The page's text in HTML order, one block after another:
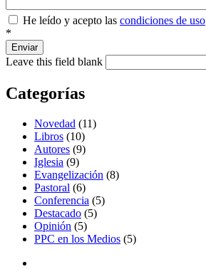
He leído y acepto las condiciones de uso
*
Enviar
Leave this field blank
Categorías
Novedad (11)
Libros (10)
Autores (9)
Iglesia (9)
Evangelización (8)
Pastoral (6)
Conferencia (5)
Destacado (5)
Opinión (5)
PPC en los Medios (5)